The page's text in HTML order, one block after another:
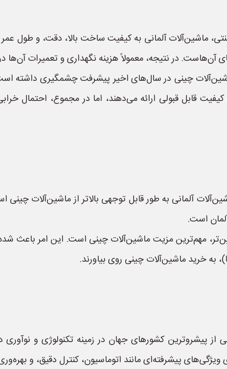
ماشین‌آلات آلمانی به کیفیت ساخت بالا، دقت، و طول عمر
آن‌هاست. در نتیجه، معمولاً هزینه نگهداری و تعمیرات آن‌ها
چینی در سال‌های اخیر پیشرفت چشمگیری داشته است،
قابل قبولی ارائه می‌دهند، اما در مجموع، احتمال
آلمانی به طور قابل توجهی بالاتر از ماشین‌آلات
است.
مهم‌ترین مزیت ماشین‌آلات چینی است. این امر باعث
از پیشروترین کشورهای جهان در زمینه تکنولوژی و
ویژگی‌های پیشرفته‌ای مانند اتوماسیون، کنترل دقیق، و